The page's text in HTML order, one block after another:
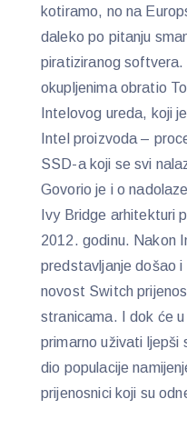
kotiramo, no na
daleko po pitanju
piratiziranog
okupljenima obratio
Intelovog ureda, koji
Intel proizvoda –
SSD-a koji se svi
Govorio je i o
Ivy Bridge arhitekturi
2012. godinu. Nakon
predstavljanje došao
novost Switch
stranicama. I dok će
primarno uživati ljepši
dio populacije
prijenosnici koji su